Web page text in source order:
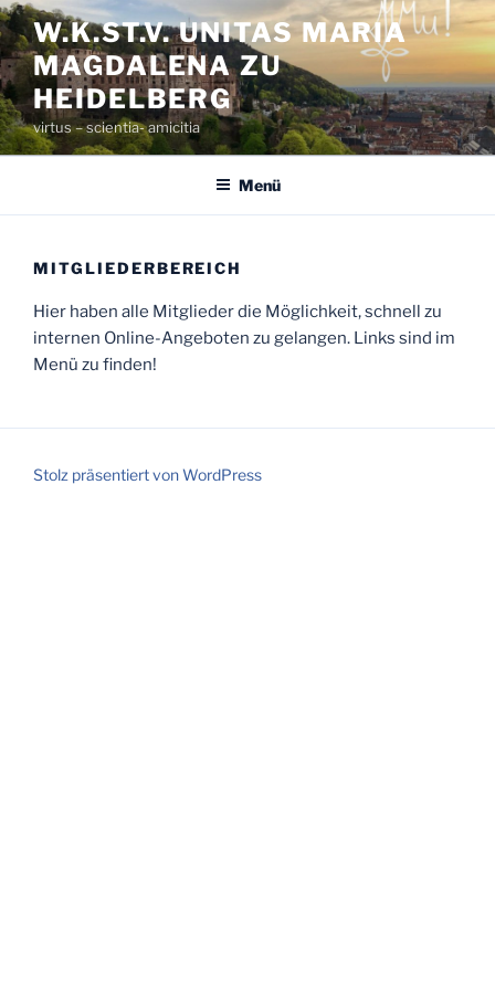
Zum
Inhalt
springen
W.K.ST.V. UNITAS MARIA
MAGDALENA ZU
HEIDELBERG
virtus – scientia- amicitia
Menü
MITGLIEDERBEREICH
Hier haben alle Mitglieder die Möglichkeit, schnell zu
internen Online-Angeboten zu gelangen. Links sind im
Menü zu finden!
Stolz präsentiert von WordPress